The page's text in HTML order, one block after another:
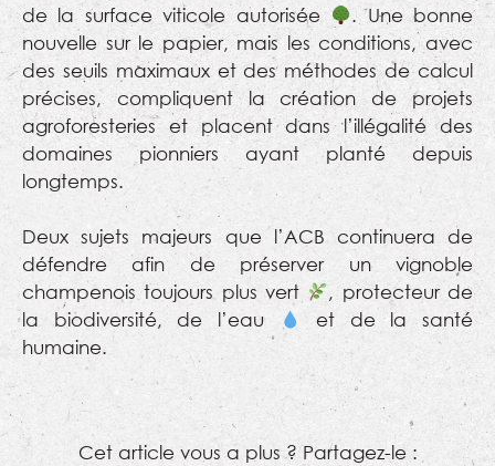
de la surface viticole autorisée
. Une bonne
nouvelle sur le papier, mais les conditions, avec
des seuils maximaux et des méthodes de calcul
précises, compliquent la création de projets
agroforesteries et placent dans l’illégalité des
domaines pionniers ayant planté depuis
longtemps.
Deux sujets majeurs que l’ACB continuera de
défendre afin de préserver un vignoble
champenois toujours plus vert
, protecteur de
la biodiversité, de l’eau
et de la santé
humaine.
Cet article vous a plus ? Partagez-le :